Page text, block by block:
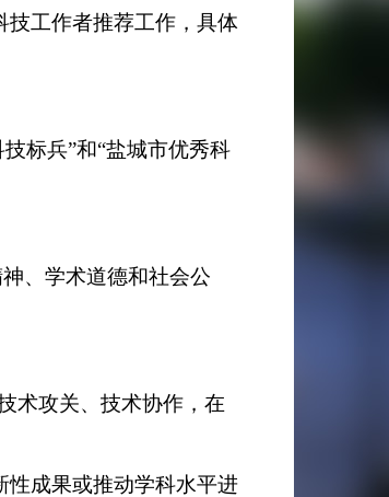
技工作者推荐工作，具体
标兵”和“盐城市优秀科
、学术道德和社会公
术攻关、技术协作，在
性成果或推动学科水平进